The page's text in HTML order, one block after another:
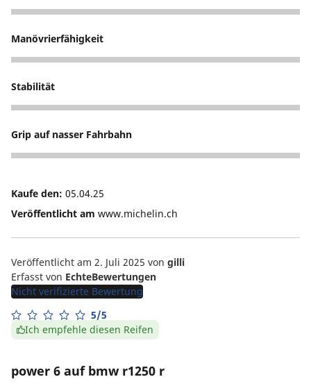
5
Manövrierfähigkeit
5
Stabilität
5
Grip auf nasser Fahrbahn
5
Kaufe den: 05.04.25
Veröffentlicht am www.michelin.ch
Veröffentlicht am 2. Juli 2025 von gilli
Erfasst von EchteBewertungen
Nicht verifizierte Bewertung
5/5
Ich empfehle diesen Reifen
power 6 auf bmw r1250 r